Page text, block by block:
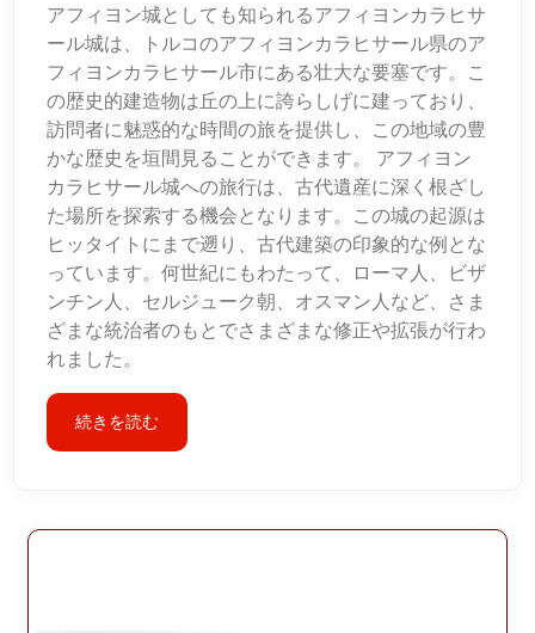
アフィヨン城としても知られるアフィヨンカラヒサ
ール城は、トルコのアフィヨンカラヒサール県のア
フィヨンカラヒサール市にある壮大な要塞です。こ
の歴史的建造物は丘の上に誇らしげに建っており、
訪問者に魅惑的な時間の旅を提供し、この地域の豊
かな歴史を垣間見ることができます。 アフィヨン
カラヒサール城への旅行は、古代遺産に深く根ざし
た場所を探索する機会となります。この城の起源は
ヒッタイトにまで遡り、古代建築の印象的な例とな
っています。何世紀にもわたって、ローマ人、ビザ
ンチン人、セルジューク朝、オスマン人など、さま
ざまな統治者のもとでさまざまな修正や拡張が行わ
れました。
続きを読む